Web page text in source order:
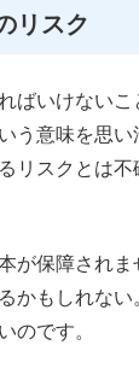
リスク
ばいけないこ
う意味を思い
リスクとは
が保障されま
かもしれな
のです。